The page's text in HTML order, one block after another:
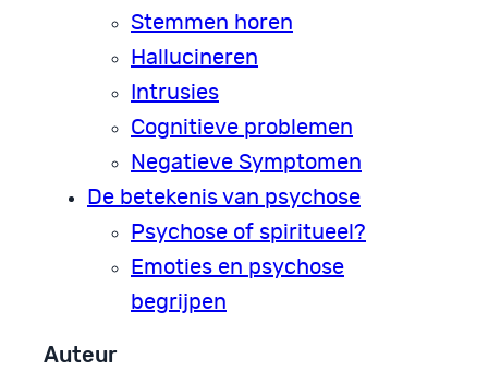
Stemmen horen
Hallucineren
Intrusies
Cognitieve problemen
Negatieve Symptomen
De betekenis van psychose
Psychose of spiritueel?
Emoties en psychose
begrijpen
Auteur